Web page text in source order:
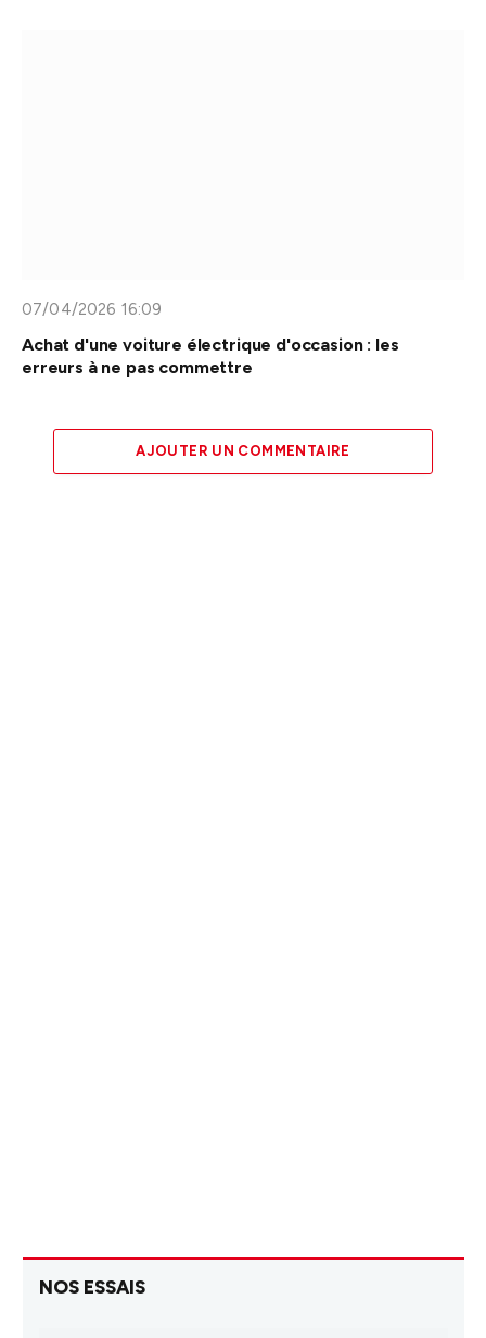
07/04/2026 16:09
Achat d'une voiture électrique d'occasion : les
erreurs à ne pas commettre
AJOUTER UN COMMENTAIRE
NOS ESSAIS